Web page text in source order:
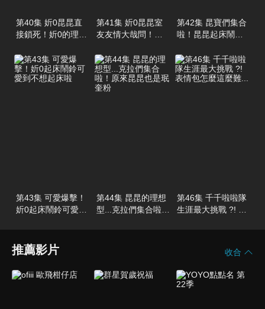
第40集 妡0昆昆直
接鎖死！妡0的理想
第41集 妡0昆昆室
友友情大哉問！發
第42集 昆寶們集合
啦！昆昆起床鬧鈴
第43集 可愛爆擊！
妡0起床鬧鈴可愛到
第44集 昆昆的理想
型...克拉們集合啦！
第46集 千千啦啦隊
生涯最大挑戰 ?! 表
推薦影片 收合